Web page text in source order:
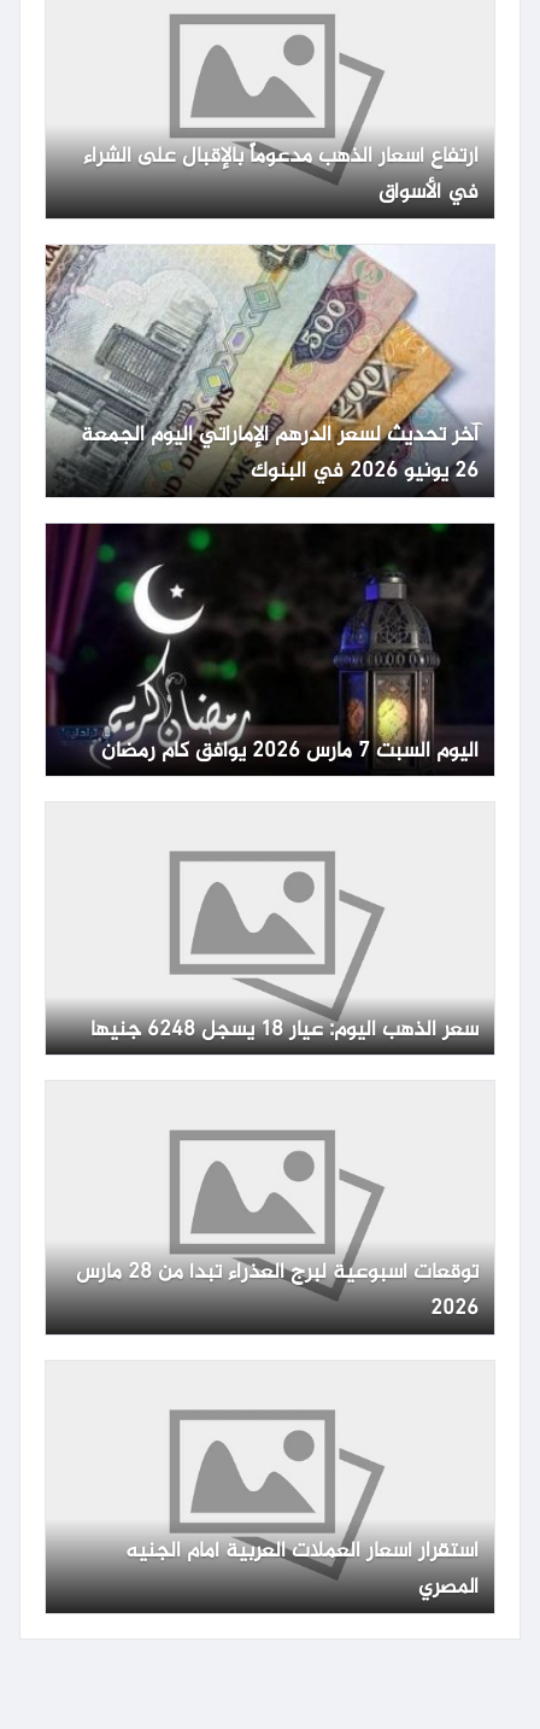
ارتفاع أسعار الذهب مدعوماً بالإقبال على الشراء
في الأسواق
آخر تحديث لسعر الدرهم الإماراتي اليوم الجمعة
26 يونيو 2026 في البنوك
اليوم السبت 7 مارس 2026 يوافق كام رمضان
سعر الذهب اليوم: عيار 18 يسجل 6248 جنيها
توقعات أسبوعية لبرج العذراء تبدأ من 28 مارس
2026
استقرار أسعار العملات العربية أمام الجنيه
المصري